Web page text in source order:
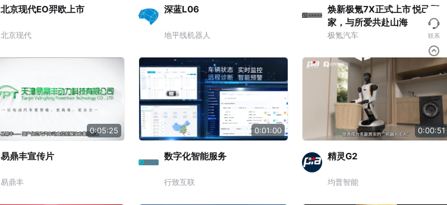
联系
顶部
北京现代EO羿欧上市
北京现代
深蓝L06
地平线机器人
焕新极氪7X正式上市 悦己顾
家，与所爱共赴山海
极氪汽车
0:05:25
易鼎丰宣传片
易鼎丰
0:01:00
数字化智能服务
行致互联
0:00:51
精灵G2
均普智能